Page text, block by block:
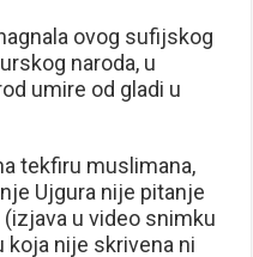
ovog sufijskog
naroda, u
umire od gladi u
tekfiru muslimana,
Ujgura nije pitanje
u video snimku
koja nije skrivena ni